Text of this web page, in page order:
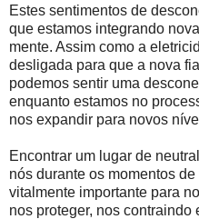
Estes sentimentos de
que estamos integrando
mente. Assim como a
desligada para que a nova
podemos sentir uma
enquanto estamos no
nos expandir para novos
Encontrar um lugar de
nós durante os momentos
vitalmente importante para
nos proteger, nos